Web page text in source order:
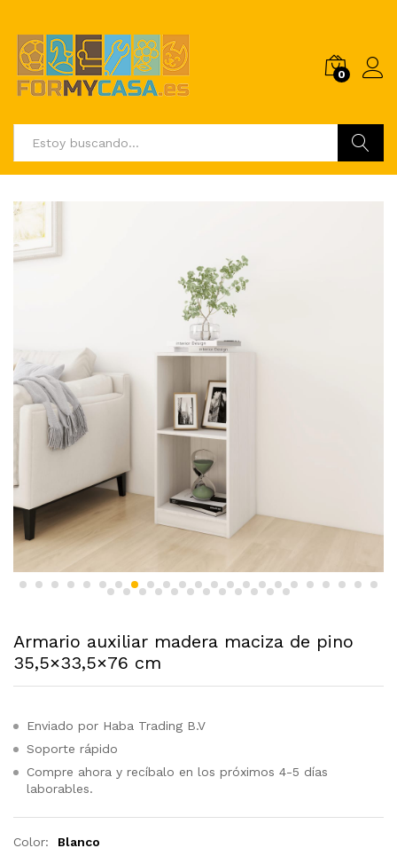
0
Armario auxiliar madera maciza de pino
35,5×33,5×76 cm
Enviado por Haba Trading B.V
Soporte rápido
Compre ahora y recíbalo en los próximos 4-5 días
laborables.
Color: Blanco